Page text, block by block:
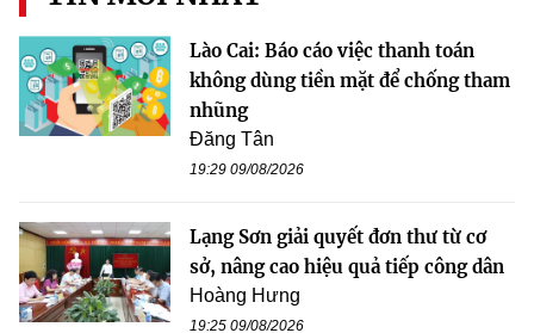
Lào Cai: Báo cáo việc thanh toán
không dùng tiền mặt để chống tham
nhũng
Đăng Tân
19:29 09/08/2026
Lạng Sơn giải quyết đơn thư từ cơ
sở, nâng cao hiệu quả tiếp công dân
Hoàng Hưng
19:25 09/08/2026